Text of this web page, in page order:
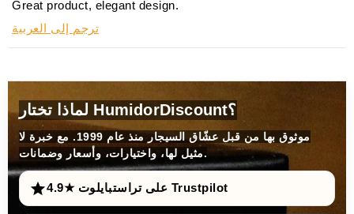
Great product, elegant design.
ترجم إلى العربية
لماذا تختار HumidorDiscount؟
موثوق بها من قبل عشّاق السيجار منذ عام 1999. مع خبرة لا
مثيل لها، واختيارات، وأسعار وضمانات.
4.9★ على تراستبايلوت Trustpilot